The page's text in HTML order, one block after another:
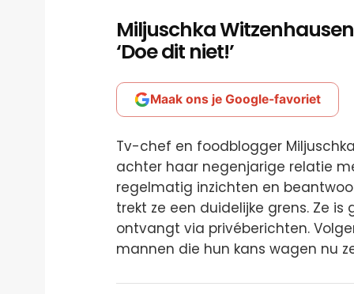
Miljuschka
‘Doe dit niet!’
Maak ons je Google-favoriet
Tv-chef en foodblogger
achter haar negenjarige relatie
regelmatig inzichten en
trekt ze een duidelijke grens. Ze
ontvangt via privéberichten.
mannen die hun kans wagen nu